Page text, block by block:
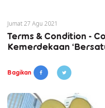
Jumat 27 Agu 2021
Terms & Condition -
Kemerdekaan
Bagikan